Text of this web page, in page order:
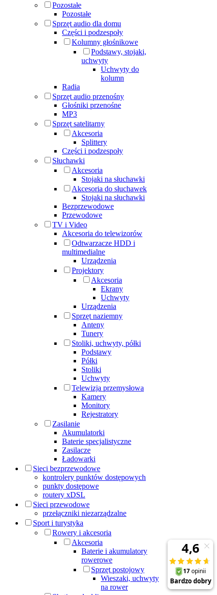
Pozostałe
Pozostałe
Sprzęt audio dla domu
Części i podzespoły
Kolumny głośnikowe
Podstawy, stojaki,
uchwyty
Uchwyty do
kolumn
Radia
Sprzęt audio przenośny
Głośniki przenośne
MP3
Sprzęt satelitarny
Akcesoria
Splittery
Części i podzespoły
Słuchawki
Akcesoria
Stojaki na słuchawki
Akcesoria do słuchawek
Stojaki na słuchawki
Bezprzewodowe
Przewodowe
TV i Video
Akcesoria do telewizorów
Odtwarzacze HDD i
multimedialne
Urządzenia
Projektory
Akcesoria
Ekrany
Uchwyty
Urządzenia
Sprzęt naziemny
Anteny
Tunery
Stoliki, uchwyty, półki
Podstawy
Półki
Stoliki
Uchwyty
Telewizja przemysłowa
Kamery
Monitory
Rejestratory
Zasilanie
Akumulatorki
Baterie specjalistyczne
Zasilacze
Ładowarki
Sieci bezprzewodowe
kontrolery punktów dostępowych
punkty dostępowe
routery xDSL
Sieci przewodowe
przełączniki niezarządzalne
Sport i turystyka
Rowery i akcesoria
Akcesoria
Baterie i akumulatory
rowerowe
Sprzęt postojowy
Wieszaki, uchwyty
na rower